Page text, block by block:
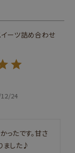
イーツ詰め合わせ
24
ったです。甘さ
ました♪